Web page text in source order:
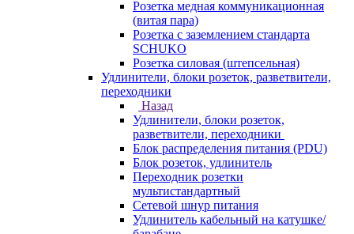
Розетка медная коммуникационная
(витая пара)
Розетка с заземлением стандарта
SCHUKO
Розетка силовая (штепсельная)
Удлинители, блоки розеток, разветвители,
переходники
Назад
Удлинители, блоки розеток,
разветвители, переходники
Блок распределения питания (PDU)
Блок розеток, удлинитель
Переходник розетки
мультистандартный
Сетевой шнур питания
Удлинитель кабельный на катушке/